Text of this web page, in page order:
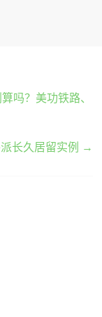
吗？美功铁路、
长久居留实例 →